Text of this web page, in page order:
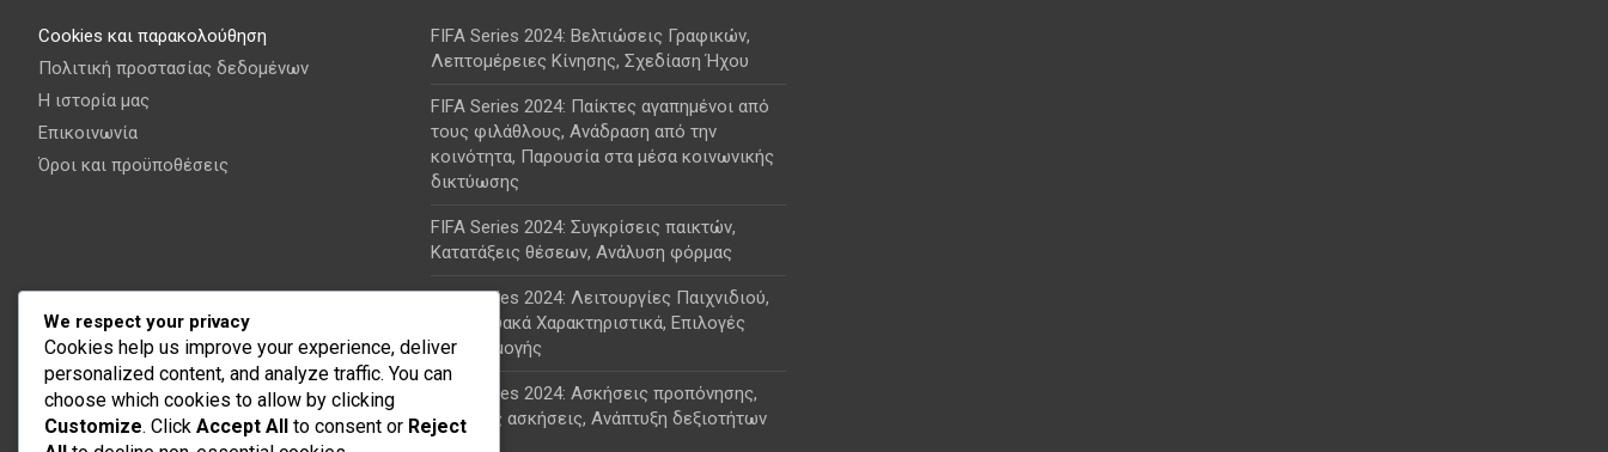
Cookies και παρακολούθηση
Πολιτική προστασίας δεδομένων
Η ιστορία μας
Επικοινωνία
Όροι και προϋποθέσεις
FIFA Series 2024: Βελτιώσεις Γραφικών,
Λεπτομέρειες Κίνησης, Σχεδίαση Ήχου
FIFA Series 2024: Παίκτες αγαπημένοι από
τους φιλάθλους, Ανάδραση από την
κοινότητα, Παρουσία στα μέσα κοινωνικής
δικτύωσης
FIFA Series 2024: Συγκρίσεις παικτών,
Κατατάξεις θέσεων, Ανάλυση φόρμας
FIFA Series 2024: Λειτουργίες Παιχνιδιού,
Διαδικτυακά Χαρακτηριστικά, Επιλογές
Προσαρμογής
FIFA Series 2024: Ασκήσεις προπόνησης,
Τακτικές ασκήσεις, Ανάπτυξη δεξιοτήτων
We respect your privacy
Cookies help us improve your experience, deliver
personalized content, and analyze traffic. You can
choose which cookies to allow by clicking
Customize. Click Accept All to consent or Reject